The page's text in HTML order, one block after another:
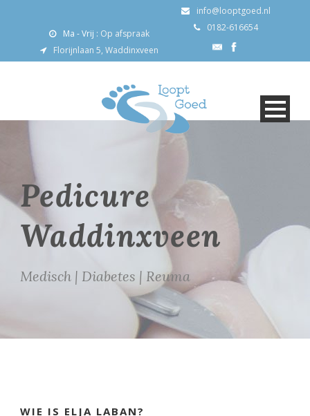
Ma - Vrij : Op afspraak
Florijnlaan 5, Waddinxveen
info@looptgoed.nl
0182-616654
Pedicure
Waddinxveen
Medisch | Diabetes | Reuma
WIE IS ELJA LABAN?